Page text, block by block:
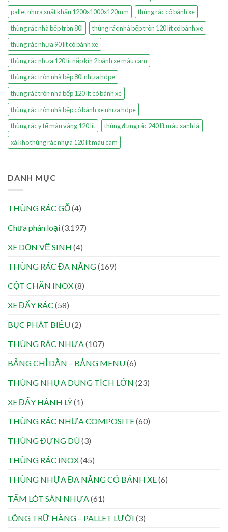
pallet nhựa xuất khẩu 1200x1000x120mm
thùng rác có bánh xe
thùng rác nhà bếp tròn 80l
thùng rác nhà bếp tròn 120 lít có bánh xe
thùng rác nhựa 90 lít có bánh xe
thùng rác nhựa 120 lít nắp kín 2 bánh xe màu cam
thùng rác tròn nhà bếp 80l nhựa hdpe
thùng rác tròn nhà bếp 120 lít có bánh xe
thùng rác tròn nhà bếp có bánh xe nhựa hdpe
thùng rác y tế màu vàng 120 lít
thùng đựng rác 240 lít màu xanh lá
xả kho thùng rác nhựa 120 lít màu cam
DANH MỤC
THÙNG RÁC GỖ(4)
Chưa phân loại(3.197)
XE DỌN VỆ SINH (4)
THÙNG RÁC ĐA NĂNG(169)
CỘT CHẮN INOX(8)
XE ĐẨY RÁC (58)
BỤC PHÁT BIỂU(2)
THÙNG RÁC NHỰA(107)
BẢNG CHỈ DẪN – BẢNG MENU(6)
THÙNG NHỰA DUNG TÍCH LỚN (23)
XE ĐẨY HÀNH LÝ(1)
THÙNG RÁC NHỰA COMPOSITE(60)
THÙNG ĐỰNG DÙ(3)
THÙNG RÁC INOX(45)
THÙNG NHỰA ĐA NĂNG CÓ BÁNH XE(6)
TẤM LÓT SÀN NHỰA(61)
LỒNG TRỮ HÀNG – PALLET LƯỚI (3)